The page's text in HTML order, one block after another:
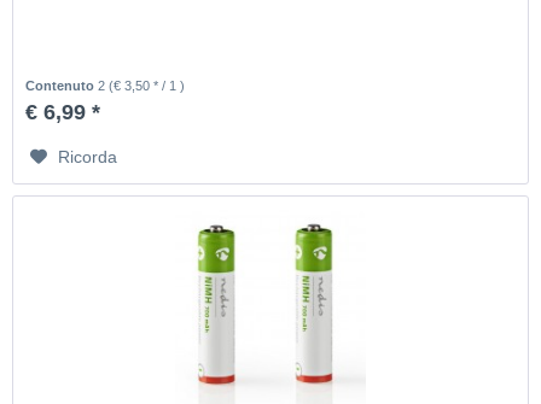
Contenuto2(€ 3,50 * / 1 )
€ 6,99 *
Ricorda